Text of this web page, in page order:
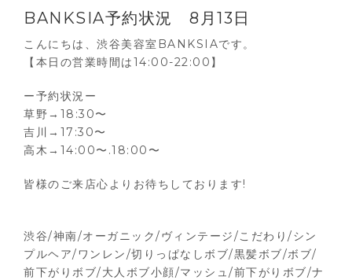
RECRUIT
BANKSIA予約状況 8月13日
こんにちは、渋谷美容室BANKSIAです。
【本日の営業時間は14:00-22:00】
ー予約状況ー
草野→18:30〜
吉川→17:30〜
高木→14:00〜.18:00〜
皆様のご来店心よりお待ちしております!
渋谷/神南/オーガニック/ヴィンテージ/こだわり/シン
プルヘア/ワンレン/切りっぱなしボブ/黒髪ボブ/ボブ/
前下がりボブ/大人ボブ小顔/マッシュ/前下がりボブ/ナ